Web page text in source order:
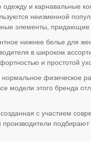
одежду и
неизменной
элементы,
нижнее белье для
в широком
и простотой
физическое
модели этого бренда
с участием